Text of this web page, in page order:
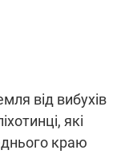
від вибухів
які
краю